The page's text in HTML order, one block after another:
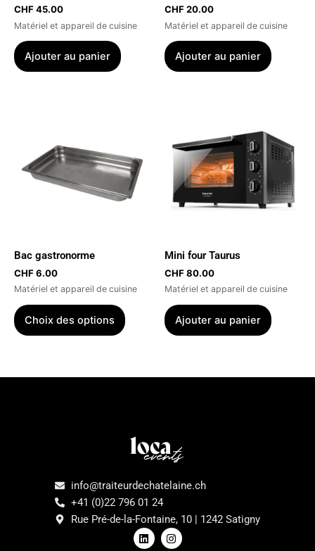
CHF45.00
Matériel et appareil de cuisine
Ajouter au panier
CHF20.00
Matériel et appareil de cuisine
Ajouter au panier
Bac gastronorme
CHF6.00
Matériel et appareil de cuisine
Choix des options
plusieurs
variations.
Les
la
page
du
Mini four Taurus
CHF80.00
Matériel et appareil de cuisine
Ajouter au panier
info@traiteurdechatelaine.ch
+41 (0)22 796 01 24
Rue Pré-de-la-Fontaine, 10 | 1242 Satigny
L
i
I
n